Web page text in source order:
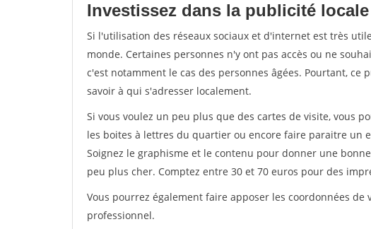
Investissez dans la publicité locale
Si l'utilisation des réseaux sociaux et d'internet est très
monde. Certaines personnes n'y ont pas accès ou ne
c'est notamment le cas des personnes âgées. Pourtant, ce
savoir à qui s'adresser localement.
Si vous voulez un peu plus que des cartes de visite, vous
les boites à lettres du quartier ou encore faire paraitre un
Soignez le graphisme et le contenu pour donner une
peu plus cher. Comptez entre 30 et 70 euros pour des
Vous pourrez également faire apposer les coordonnées
professionnel.